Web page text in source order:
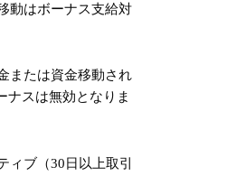
動はボーナス支給対
または資金移動され
ナスは無効となりま
ィブ（30日以上取引